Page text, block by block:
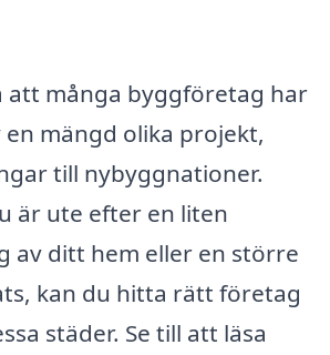
att många byggföretag har
mängd olika projekt,
till nybyggnationer.
är ute efter en liten
av ditt hem eller en större
kan du hitta rätt företag
städer. Se till att läsa